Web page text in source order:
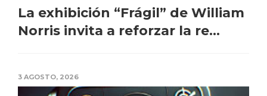
La exhibición “Frágil” de William
Norris invita a reforzar la re...
3 AGOSTO, 2026